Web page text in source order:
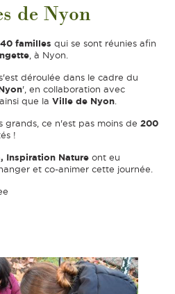
de Nyon
40 familles qui se sont réunies afin
, à Nyon.
déroulée dans le cadre du
', en collaboration avec
que la Ville de Nyon.
ce n'est pas moins de 200
!
Inspiration Natureont eu
et co-animer cette journée.